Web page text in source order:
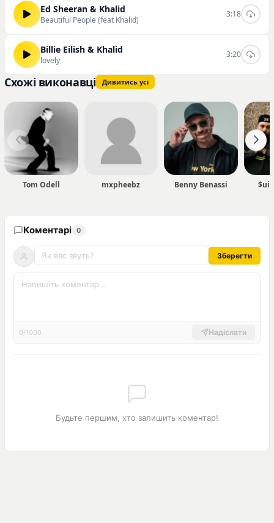
ліричні та атмосферні мелодії. Ви маєте можливість
слухати та скачувати треки виконавця на нашому
Ed Sheeran & Khalid
Beautiful People (feat Khalid)
3:18
Billie Eilish & Khalid
lovely
3:20
Схожі виконавці Дивитись усі
Tom Odell mxpheebz Benny Benassi
Коментарі 0
Зберегти
0/1000 Надіслати
Будьте першим, хто залишить коментар!